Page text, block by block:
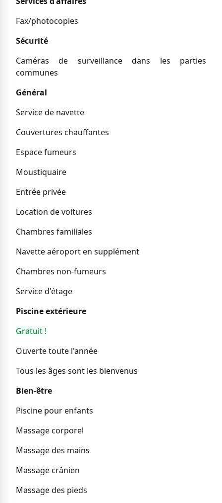
Fax/photocopies
Sécurité
Caméras de surveillance dans les parties
communes
Général
Service de navette
Couvertures chauffantes
Espace fumeurs
Moustiquaire
Entrée privée
Location de voitures
Chambres familiales
Navette aéroport en supplément
Chambres non-fumeurs
Service d'étage
Piscine extérieure
Gratuit !
Ouverte toute l'année
Tous les âges sont les bienvenus
Bien-être
Piscine pour enfants
Massage corporel
Massage des mains
Massage crânien
Massage des pieds